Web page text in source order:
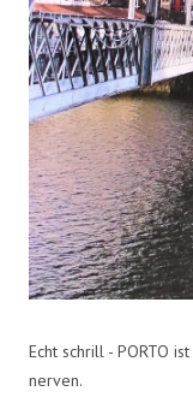
Echt schrill - PORTO
nerven.